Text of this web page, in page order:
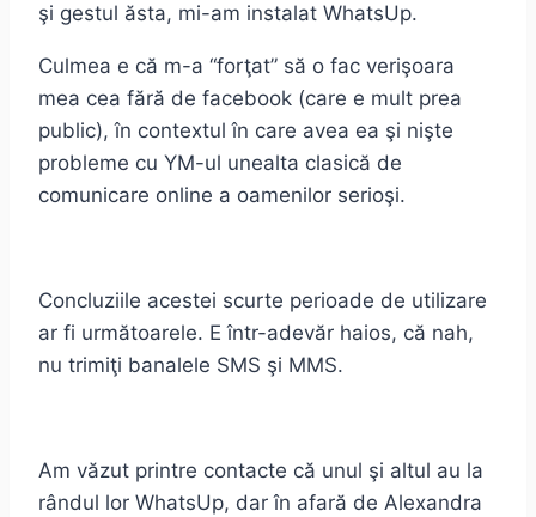
şi gestul ăsta, mi-am instalat WhatsUp.
Culmea e că m-a “forţat” să o fac verişoara
mea cea fără de facebook (care e mult prea
public), în contextul în care avea ea şi nişte
probleme cu YM-ul unealta clasică de
comunicare online a oamenilor serioşi.
Concluziile acestei scurte perioade de utilizare
ar fi următoarele. E într-adevăr haios, că nah,
nu trimiţi banalele SMS şi MMS.
Am văzut printre contacte că unul şi altul au la
rândul lor WhatsUp, dar în afară de Alexandra